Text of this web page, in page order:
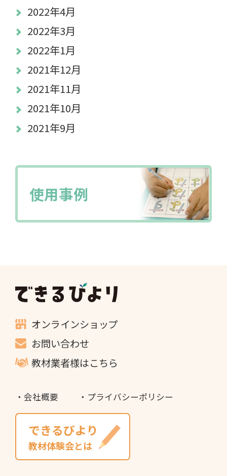
2022年4月
2022年3月
2022年1月
2021年12月
2021年11月
2021年10月
2021年9月
使用事例
オンラインショップ
お問い合わせ
教材業者様はこちら
会社概要 プライバシーポリシー
できるびより
教材体験会とは